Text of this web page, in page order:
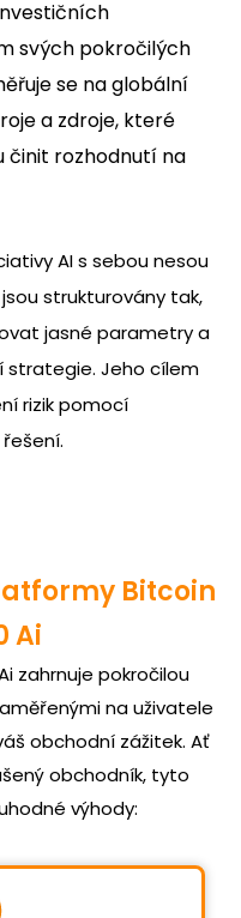
svých pokročilých
se na globální
a zdroje, které
činit rozhodnutí na
AI s sebou nesou
strukturovány tak,
jasné parametry a
Jeho cílem
rizik pomocí
Bitcoin
Ai
zahrnuje pokročilou
na uživatele
obchodní zážitek. Ať
obchodník, tyto
výhody: